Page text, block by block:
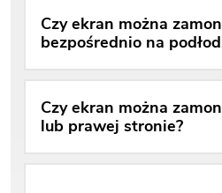
Czy ekran można
bezpośrednio na
Czy ekran można
lub prawej stronie?